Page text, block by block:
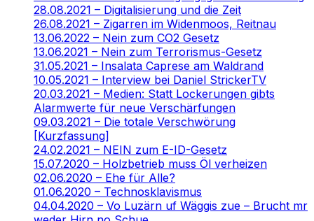
28.08.2021 – Digitalisierung und die Zeit
26.08.2021 – Zigarren im Widenmoos, Reitnau
13.06.2022 – Nein zum CO2 Gesetz
13.06.2021 – Nein zum Terrorismus-Gesetz
31.05.2021 – Insalata Caprese am Waldrand
10.05.2021 – Interview bei Daniel StrickerTV
20.03.2021 – Medien: Statt Lockerungen gibts
Alarmwerte für neue Verschärfungen
09.03.2021 – Die totale Verschwörung
[Kurzfassung]
24.02.2021 – NEIN zum E-ID-Gesetz
15.07.2020 – Holzbetrieb muss Öl verheizen
02.06.2020 – Ehe für Alle?
01.06.2020 – Technosklavismus
04.04.2020 – Vo Luzärn uf Wäggis zue – Brucht mr